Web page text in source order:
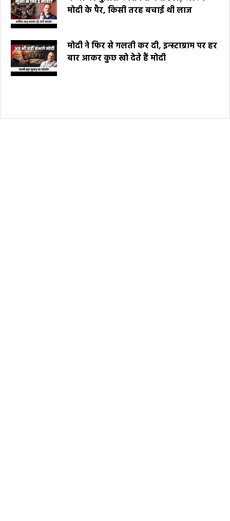
मोदी के पैर, किसी तरह बचाई थी लाज
मोदी ने फिर से गलती कर दी, इन्स्टाग्राम पर हर
बार आकर कुछ खो देते हैं मोदी